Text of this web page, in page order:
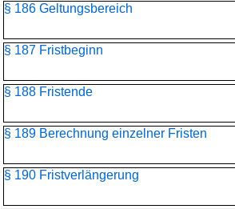
§ 186 Geltungsbereich
§ 187 Fristbeginn
§ 188 Fristende
§ 189 Berechnung einzelner Fristen
§ 190 Fristverlängerung